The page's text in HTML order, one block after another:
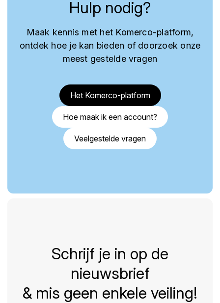
Hulp nodig?
Maak kennis met het Komerco-platform,
ontdek hoe je kan bieden of doorzoek onze
meest gestelde vragen
Het Komerco-platform
Hoe maak ik een account?
Veelgestelde vragen
Schrijf je in op de
nieuwsbrief
& mis geen enkele veiling!